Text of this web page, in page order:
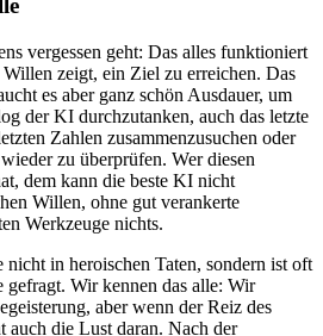
vergessen geht: Das alles funktioniert
zeigt, ein Ziel zu erreichen. Das
es aber ganz schön Ausdauer, um
der KI durchzutanken, auch das letzte
Zahlen zusammenzusuchen oder
zu überprüfen. Wer diesen
dem kann die beste KI nicht
Willen, ohne gut verankerte
Werkzeuge nichts.
in heroischen Taten, sondern ist oft
Wir kennen das alle: Wir
aber wenn der Reiz des
auch die Lust daran. Nach der